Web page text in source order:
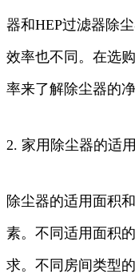
器和HEP过滤器除
效率也不同。在选
率来了解除尘器的净
2. 家用除尘器的适
除尘器的适用面积
素。不同适用面积
求。不同房间类型